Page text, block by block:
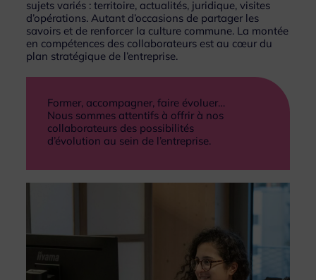
sujets variés : territoire, actualités, juridique, visites
d’opérations. Autant d’occasions de partager les
savoirs et de renforcer la culture commune. La montée
en compétences des collaborateurs est au cœur du
plan stratégique de l’entreprise.
Former, accompagner, faire évoluer…
Nous sommes attentifs à offrir à nos
collaborateurs des possibilités
d’évolution au sein de l’entreprise.